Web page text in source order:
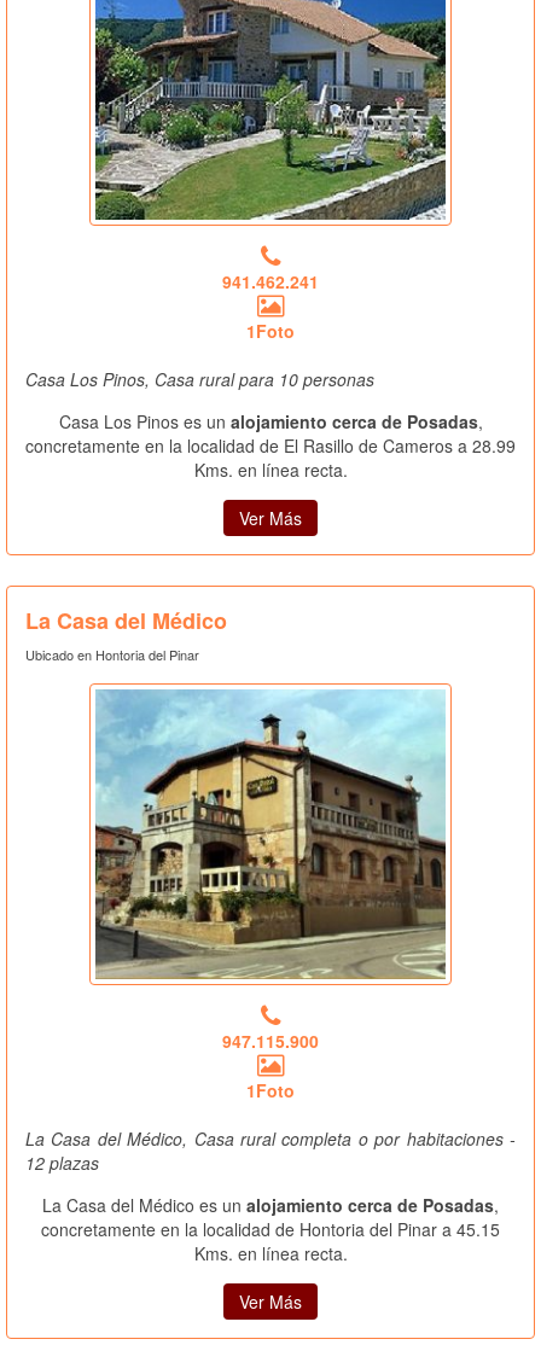
941.462.241
1Foto
Casa Los Pinos, Casa rural para 10 personas
Casa Los Pinos es un alojamiento cerca de Posadas,
concretamente en la localidad de El Rasillo de Cameros a 28.99
Kms. en línea recta.
Ver Más
La Casa del Médico
Ubicado en Hontoria del Pinar
947.115.900
1Foto
La Casa del Médico, Casa rural completa o por habitaciones -
12 plazas
La Casa del Médico es un alojamiento cerca de Posadas,
concretamente en la localidad de Hontoria del Pinar a 45.15
Kms. en línea recta.
Ver Más